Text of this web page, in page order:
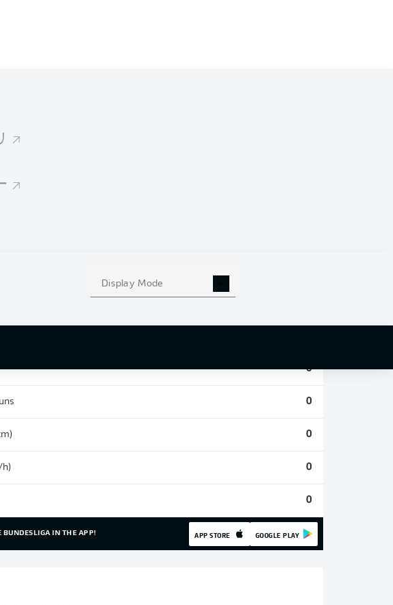
Display Mode
0
0
0
h) 0
0
BUNDESLIGA IN THE APP! APP STORE GOOGLE PLAY